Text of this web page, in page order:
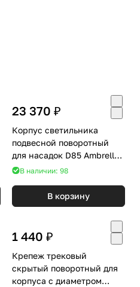
23 370 ₽
Корпус светильника
подвесной поворотный
для насадок D85 Ambrella
DIY Spot C9177
В наличии: 98
В корзину
1 440 ₽
Крепеж трековый
скрытый поворотный для
корпуса с диаметром